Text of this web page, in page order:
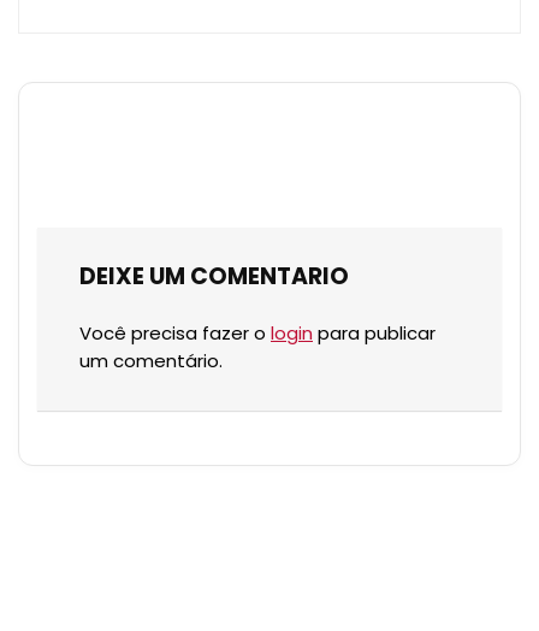
DEIXE UM COMENTARIO
Você precisa fazer o login para publicar
um comentário.